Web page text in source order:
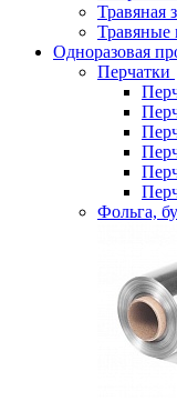
Травяная
Травяные
Одноразовая
Перчатки
Фольга,